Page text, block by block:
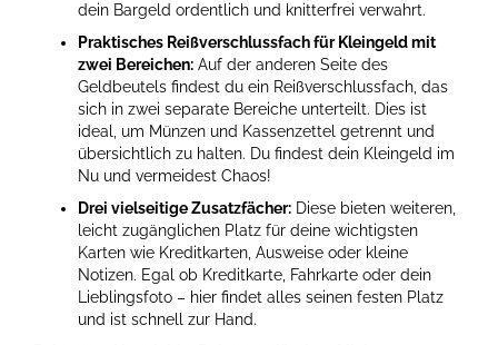
dein Bargeld ordentlich und knitterfrei verwahrt.
Praktisches Reißverschlussfach für Kleingeld mit
zwei Bereichen: Auf der anderen Seite des
Geldbeutels findest du ein Reißverschlussfach, das
sich in zwei separate Bereiche unterteilt. Dies ist
ideal, um Münzen und Kassenzettel getrennt und
übersichtlich zu halten. Du findest dein Kleingeld im
Nu und vermeidest Chaos!
Drei vielseitige Zusatzfächer: Diese bieten weiteren,
leicht zugänglichen Platz für deine wichtigsten
Karten wie Kreditkarten, Ausweise oder kleine
Notizen. Egal ob Kreditkarte, Fahrkarte oder dein
Lieblingsfoto – hier findet alles seinen festen Platz
und ist schnell zur Hand.